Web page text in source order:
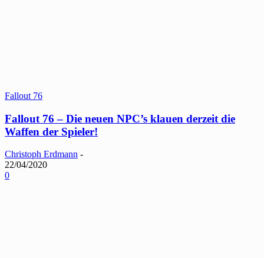
Fallout 76
Fallout 76 – Die neuen NPC’s klauen derzeit die
Waffen der Spieler!
Christoph Erdmann -
22/04/2020
0